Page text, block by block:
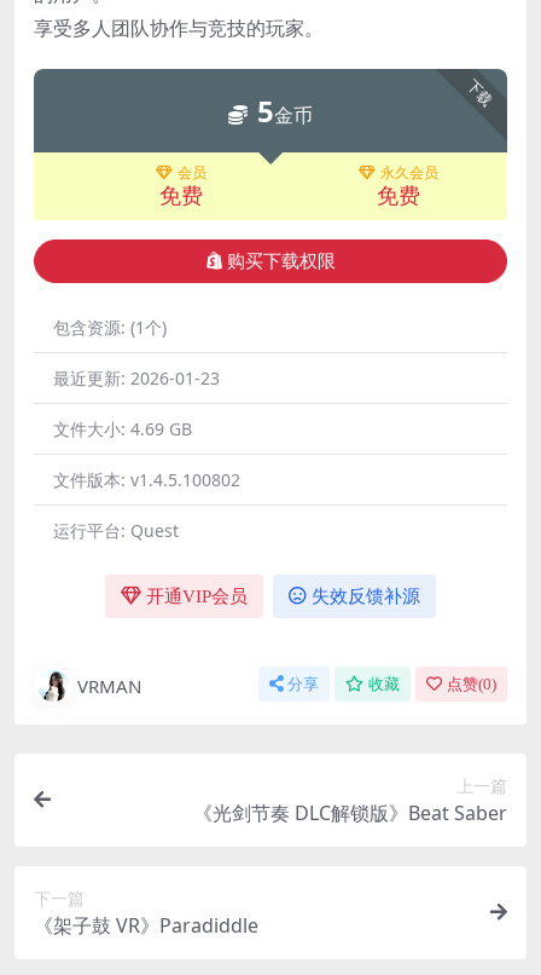
享受多人团队协作与竞技的玩家。
下载
5金币
会员
免费
永久会员
免费
购买下载权限
包含资源: (1个)
最近更新: 2026-01-23
文件大小: 4.69 GB
文件版本: v1.4.5.100802
运行平台: Quest
开通VIP会员 失效反馈补源
VRMAN 分享 收藏 点赞(0)
上一篇
《光剑节奏 DLC解锁版》Beat Saber
下一篇
《架子鼓 VR》Paradiddle